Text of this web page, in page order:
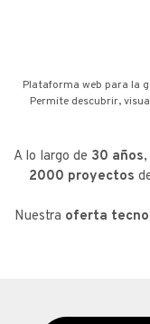
Plataforma web para la
Permite descubrir,
A lo largo de 30 años
2000 proyectos
Nuestra oferta